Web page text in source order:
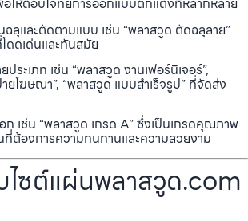
ฉลุและตัดตามแบบ เช่น “พลาสวูด ตัดฉลุลาย”
ดดเด่นและทันสมัย
ประเภท เช่น “พลาสวูด งานเฟอร์นิเจอร์”,
ยโฆษณา”, “พลาสวูด แบบสำเร็จรูป” ที่จัดส่ง
ก เช่น “พลาสวูด เกรด A” ซึ่งเป็นเกรดคุณภาพ
ที่ต้องการความทนทานและความสวยงาม
ไซต์แผ่นพลาสวูด.com